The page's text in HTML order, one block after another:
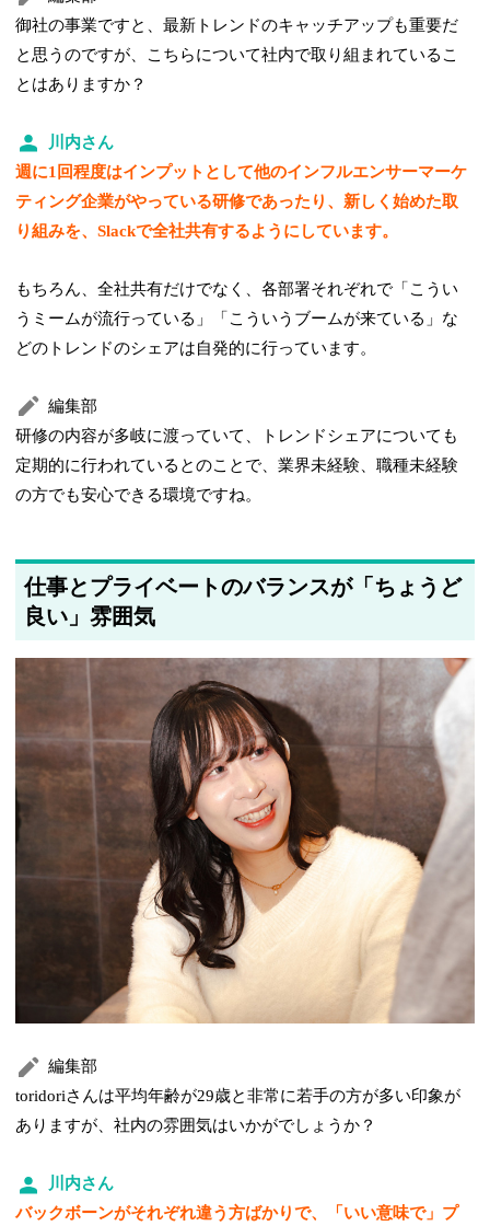
御社の事業ですと、最新トレンドのキャッチアップも重要だ
と思うのですが、こちらについて社内で取り組まれているこ
とはありますか？
川内さん
週に1回程度はインプットとして他のインフルエンサーマーケ
ティング企業がやっている研修であったり、新しく始めた取
り組みを、Slackで全社共有するようにしています。
もちろん、全社共有だけでなく、各部署それぞれで「こうい
うミームが流行っている」「こういうブームが来ている」な
どのトレンドのシェアは自発的に行っています。
編集部
研修の内容が多岐に渡っていて、トレンドシェアについても
定期的に行われているとのことで、業界未経験、職種未経験
の方でも安心できる環境ですね。
仕事とプライベートのバランスが「ちょうど
良い」雰囲気
編集部
toridoriさんは平均年齢が29歳と非常に若手の方が多い印象が
ありますが、社内の雰囲気はいかがでしょうか？
川内さん
バックボーンがそれぞれ違う方ばかりで、「いい意味で」プ